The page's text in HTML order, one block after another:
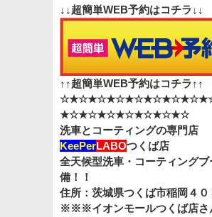
↓↓超簡単WEB予約はコチラ↓↓
↑↑超簡単WEB予約はコチラ↑↑
★☆★☆★☆★☆★☆★☆★☆
洗車とコーティングの専門店
KeePerLABOつくば店
全天候型洗車・コーティングブ
備！！
住所：茨城県つくば市稲岡４
※※※イオンモールつくば店